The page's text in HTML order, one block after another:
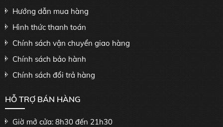
Hướng dẫn mua hàng
Hình thức thanh toán
Chính sách vận chuyển giao hàng
Chính sách bảo hành
Chính sách đổi trả hàng
HỖ TRỢ BÁN HÀNG
Giờ mở cửa: 8h30 đến 21h30